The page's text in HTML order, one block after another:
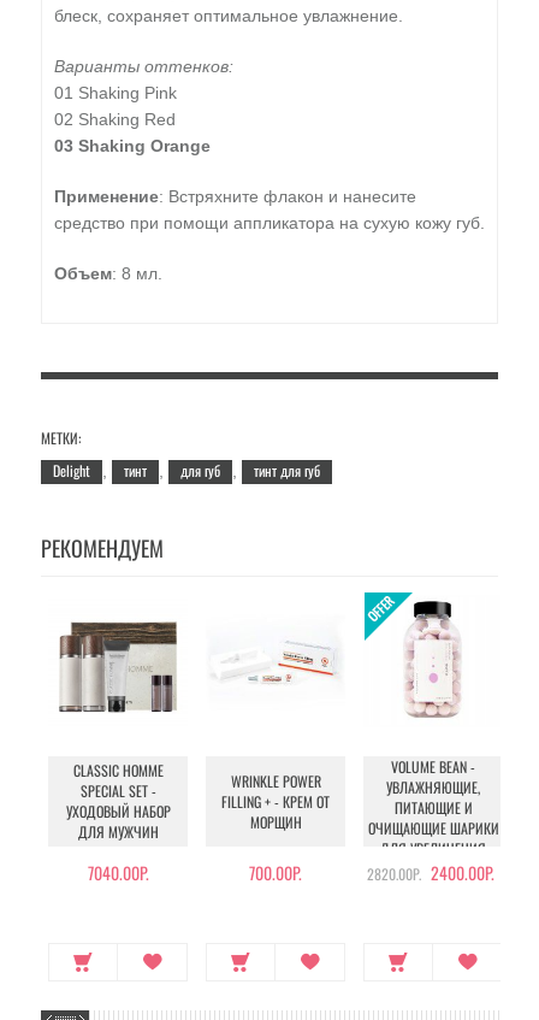
блеск, сохраняет оптимальное увлажнение.
Варианты оттенков:
01 Shaking Pink
02 Shaking Red
03 Shaking Orange
Применение: Встряхните флакон и нанесите
средство при помощи аппликатора на сухую кожу губ.
Объем: 8 мл.
МЕТКИ:
Delight
тинт для губ тинт для губ
РЕКОМЕНДУЕМ
CLASSIC HOMME
SPECIAL SET -
УХОДОВЫЙ НАБОР
ДЛЯ МУЖЧИН
7040.00Р.
WRINKLE POWER
FILLING + - КРЕМ ОТ
МОРЩИН
700.00Р.
VOLUME BEAN -
УВЛАЖНЯЮЩИЕ,
ПИТАЮЩИЕ И
ОЧИЩАЮЩИЕ ШАРИКИ
ДЛЯ УВЕЛИЧЕНИЯ
ОБЪЕМА ГРУДИ И
2820.00Р. 2400.00Р.